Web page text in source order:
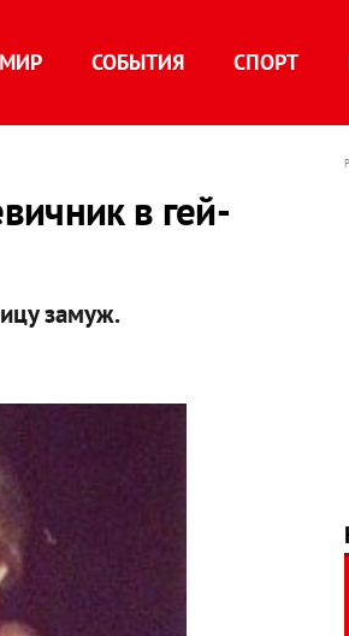
МИР СОБЫТИЯ СПОРТ
в гей-
замуж.